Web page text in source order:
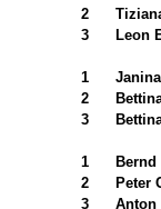
2
3
Leon
1
2
3
1
Bernd
2
Peter
3
Anton